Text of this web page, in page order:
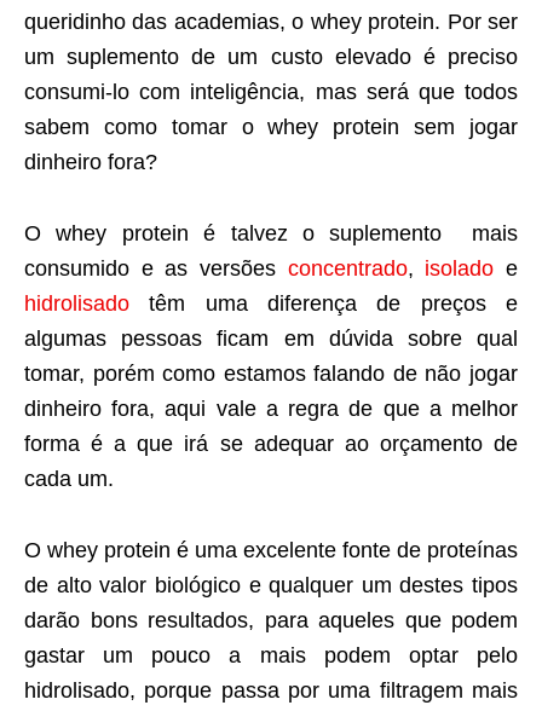
queridinho das academias, o whey protein. Por ser
um suplemento de um custo elevado é preciso
consumi-lo com inteligência, mas será que todos
sabem como tomar o whey protein sem jogar
dinheiro fora?
O whey protein é talvez o suplemento mais
consumido e as versões concentrado, isolado e
hidrolisado têm uma diferença de preços e
algumas pessoas ficam em dúvida sobre qual
tomar, porém como estamos falando de não jogar
dinheiro fora, aqui vale a regra de que a melhor
forma é a que irá se adequar ao orçamento de
cada um.
O whey protein é uma excelente fonte de proteínas
de alto valor biológico e qualquer um destes tipos
darão bons resultados, para aqueles que podem
gastar um pouco a mais podem optar pelo
hidrolisado, porque passa por uma filtragem mais